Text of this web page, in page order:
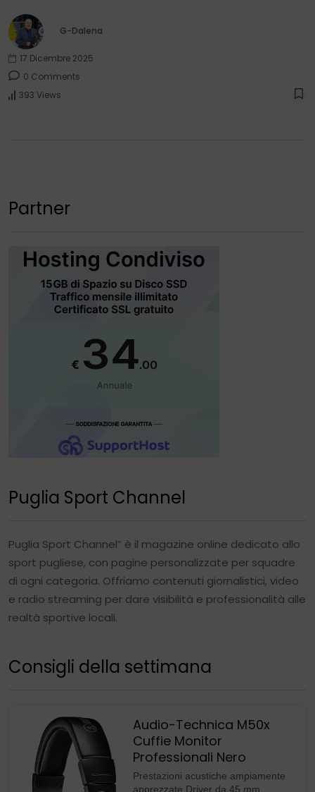
G-Dalena
17 Dicembre 2025
0 Comments
393 Views
Partner
Puglia Sport Channel
Puglia Sport Channel” è il magazine online dedicato allo
sport pugliese, con pagine personalizzate per squadre
di ogni categoria. Offriamo contenuti giornalistici, video
e radio streaming per dare visibilità e professionalità alle
realtà sportive locali.
Consigli della settimana
Audio-Technica M50x
Cuffie Monitor
Professionali Nero
Prestazioni acustiche ampiamente
apprezzate Driver da 45 mm